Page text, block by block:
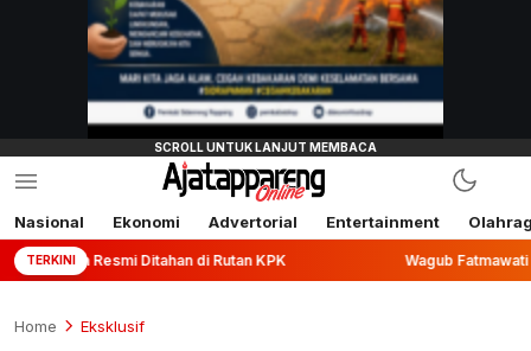
Nasional Ekonomi Advertorial Entertainment
TERKINI
Ditahan di Rutan KPK Wagub Fatmawati Rusdi Lepas
Home Eksklusif